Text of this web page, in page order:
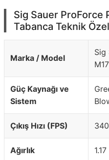
Sig Sauer ProForce
Tabanca Teknik
Marka / Model
Sig
Güç Kaynağı ve
Sistem
Çıkış Hızı (FPS)
Ağırlık